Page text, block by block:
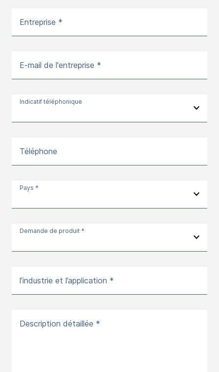
Entreprise *
E-mail de l'entreprise *
Indicatif téléphonique
Téléphone
Pays *
Demande de produit *
l’industrie et l’application *
Description détaillée *